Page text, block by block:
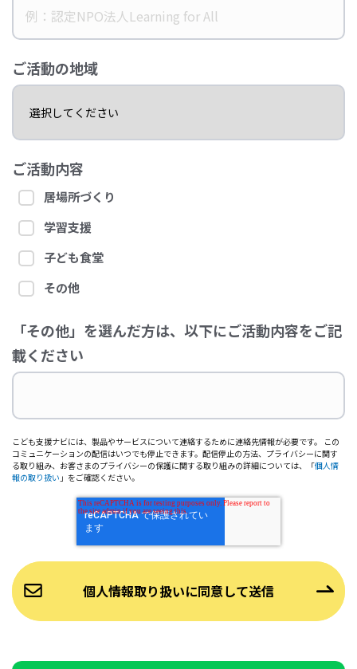
ご活動の地域
ご活動内容
居場所づくり
学習支援
子ども食堂
その他
「その他」を選んだ方は、以下にご活動内容をご記
載ください
こども支援ナビには、製品やサービスについて連絡するために連絡先情報が必要です。 この
コミュニケーションの配信はいつでも停止できます。配信停止の方法、プライバシーに関す
る取り組み、お客さまのプライバシーの保護に関する取り組みの詳細については、「個人情
報の取り扱い 」をご確認ください。